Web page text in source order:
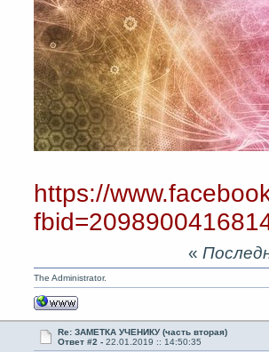
https://
«
The Administrator.
Re: ЗАМЕТКА УЧЕНИКУ (часть вторая)
Ответ #2 -22.01.2019 :: 14:50:35